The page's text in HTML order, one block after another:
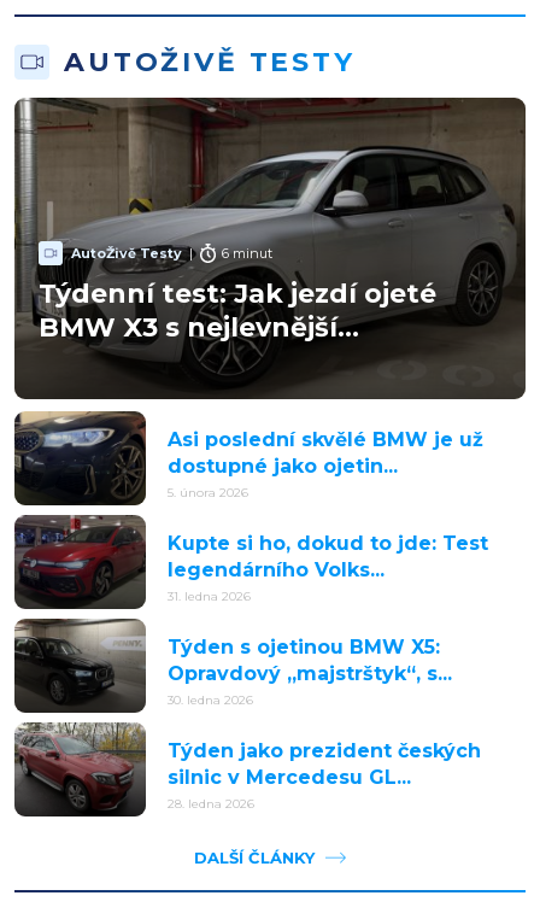
AUTOŽIVĚ TESTY
AutoŽivě Testy | 6 minut
Týdenní test: Jak jezdí ojeté
BMW X3 s nejlevnější...
Asi poslední skvělé BMW je už
dostupné jako ojetin...
5. února 2026
Kupte si ho, dokud to jde: Test
legendárního Volks...
31. ledna 2026
Týden s ojetinou BMW X5:
Opravdový „majstrštyk“, s...
30. ledna 2026
Týden jako prezident českých
silnic v Mercedesu GL...
28. ledna 2026
DALŠÍ ČLÁNKY